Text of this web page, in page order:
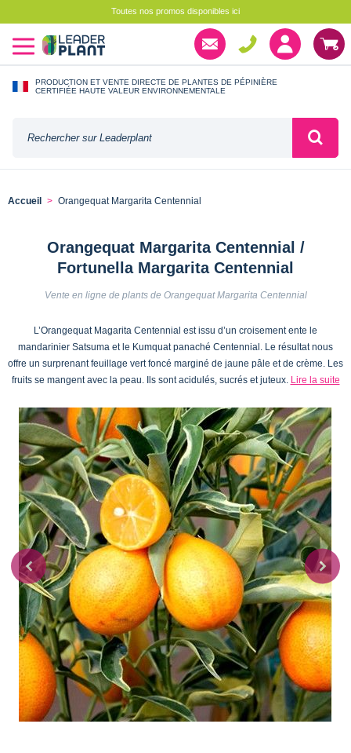
Toutes nos promos disponibles ici
PRODUCTION ET VENTE DIRECTE DE PLANTES DE PÉPINIÈRE
CERTIFIÉE HAUTE VALEUR ENVIRONNEMENTALE
Accueil Orangequat Margarita Centennial
Orangequat Margarita Centennial /
Fortunella Margarita Centennial
Vente en ligne de plants de Orangequat Margarita Centennial
L’Orangequat Magarita Centennial est issu d’un croisement ente le
mandarinier Satsuma et le Kumquat panaché Centennial. Le résultat nous
offre un surprenant feuillage vert foncé marginé de jaune pâle et de crème. Les
fruits se mangent avec la peau. Ils sont acidulés, sucrés et juteux. Lire la suite